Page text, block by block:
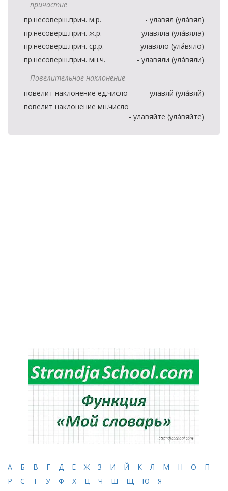
причастие
пр.несоверш.прич. м.р.
- улавял (ула́вял)
пр.несоверш.прич. ж.р.
- улавяла (ула́вяла)
пр.несоверш.прич. ср.р.
- улавяло (ула́вяло)
пр.несоверш.прич. мн.ч.
- улавяли (ула́вяли)
Повелительное наклонение
повелит наклонение ед.число
- улавяй (ула́вяй)
повелит наклонение мн.число
- улавяйте (ула́вяйте)
А Б В Г Д Е Ж З И Й К Л М Н О
П
Р
С Т У Ф Х Ц Ч Ш Щ Ю Я